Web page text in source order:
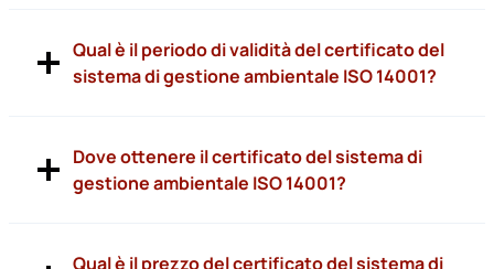
Qual è il periodo di validità del certificato del
sistema di gestione ambientale ISO 14001?
Dove ottenere il certificato del sistema di
gestione ambientale ISO 14001?
Qual è il prezzo del certificato del sistema di